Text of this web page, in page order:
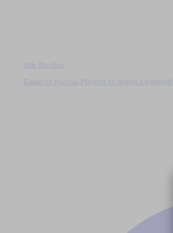
Alle Playlists
Entdecke Podcast-Playlists zu deinen